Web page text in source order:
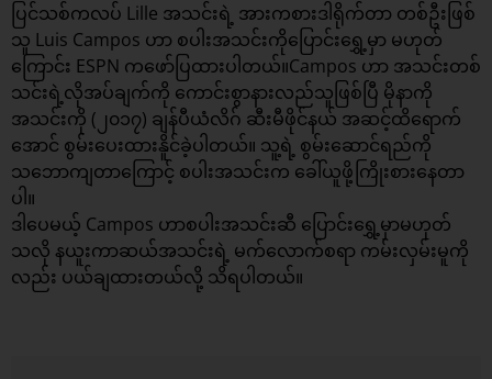
ပြင်သစ်ကလပ် Lille အသင်းရဲ့ အားကစားဒါရိုက်တာ တစ်ဦးဖြစ်
သူ Luis Campos ဟာ စပါးအသင်းကိုပြောင်းရွှေ့မှာ မဟုတ်
ကြောင်း ESPN ကဖော်ပြထားပါတယ်။Campos ဟာ အသင်းတစ်
သင်းရဲ့လိုအပ်ချက်ကို ကောင်းစွာနားလည်သူဖြစ်ပြီ မိုနာကို
အသင်းကို (၂၀၁၇) ချန်ပီယံလိဂ် ဆီးမီဖိုင်နယ် အဆင့်ထိရောက်
အောင် စွမ်းပေးထားနိူင်ခဲ့ပါတယ်။ သူ့ရဲ့ စွမ်းဆောင်ရည်ကို
သဘောကျတာကြောင့် စပါးအသင်းက ခေါ်ယူဖို့ကြိုးစားနေတာ
ပါ။
ဒါပေမယ့် Campos ဟာစပါးအသင်းဆီ ပြောင်းရွှေ့မှာမဟုတ်
သလို နယူးကာဆယ်အသင်းရဲ့ မက်လောက်စရာ ကမ်းလှမ်းမူကို
လည်း ပယ်ချထားတယ်လို့ သိရပါတယ်။